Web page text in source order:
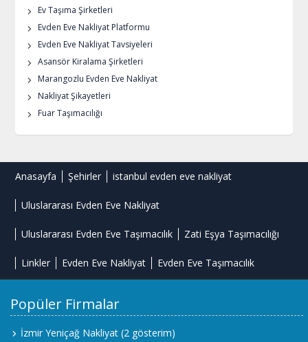
Ev Taşıma Şirketleri
Evden Eve Nakliyat Platformu
Evden Eve Nakliyat Tavsiyeleri
Asansör Kiralama Şirketleri
Marangozlu Evden Eve Nakliyat
Nakliyat Şikayetleri
Fuar Taşımacılığı
Anasayfa Şehirler istanbul evden eve nakliyat
Uluslararası Evden Eve Nakliyat
Uluslararası Evden Eve Taşımacılık Zati Eşya Taşımacılığı
Linkler Evden Eve Nakliyat Evden Eve Taşımacılık
Popüler Firmalar
İzmir Yeniçağ Nakliyat (2 gösterim)